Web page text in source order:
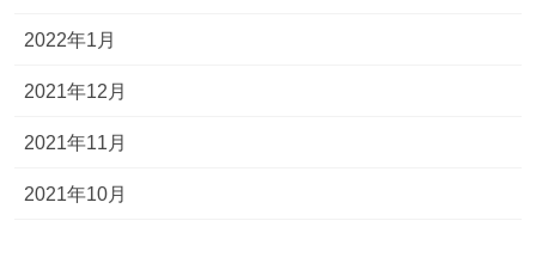
2022年1月
2021年12月
2021年11月
2021年10月